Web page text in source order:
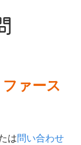
ァース
は問い合わせ